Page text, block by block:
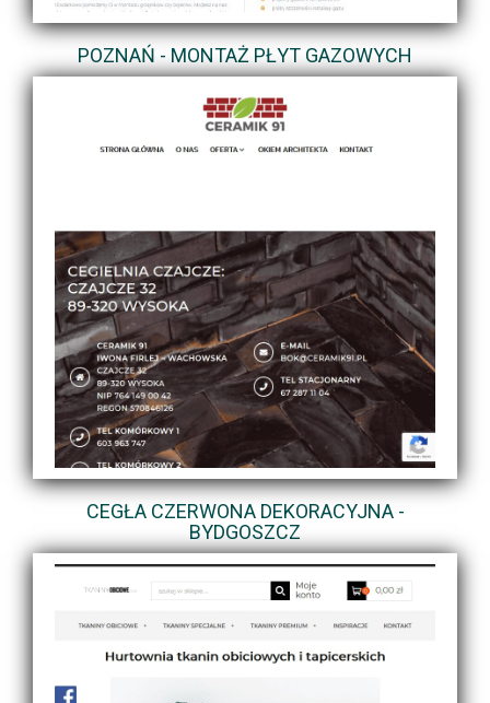
POZNAŃ - MONTAŻ PŁYT GAZOWYCH
CEGŁA CZERWONA DEKORACYJNA -
BYDGOSZCZ